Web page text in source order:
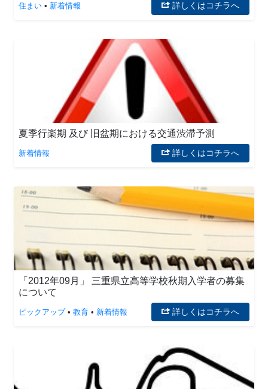
住まい • 新着情報 詳しくはコチラへ
夏季行楽期 及び 旧盆期における交通渋滞予測
新着情報 詳しくはコチラへ
「2012年09月」 三重県立高等学校秋期入学者の募集
について
ピックアップ• 教育 • 新着情報 詳しくはコチラへ